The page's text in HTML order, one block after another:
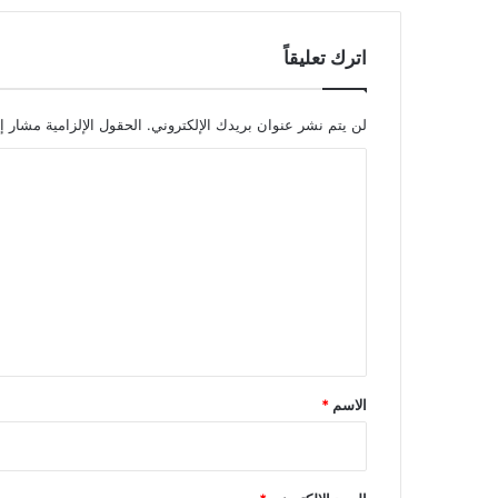
اترك تعليقاً
لن يتم نشر عنوان بريدك الإلكتروني. الحقول الإلزامية مشار
*
الاسم *